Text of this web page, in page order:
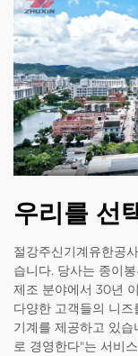
우리를 선
절강주신기계유한공
습니다. 당사는 종이
제조 분야에서 30년
다양한 고객들의 니
기계를 제공하고 있
로 경영한다"는 서비